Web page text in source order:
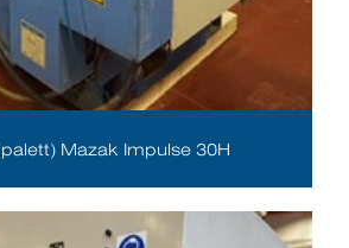
Mazak Impulse 30H